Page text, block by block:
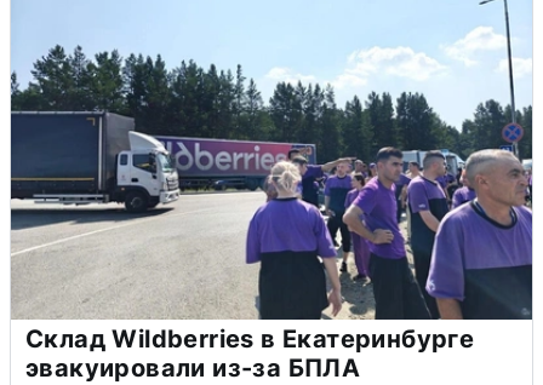
Склад Wildberries в Екатеринбурге
эвакуировали из-за БПЛА